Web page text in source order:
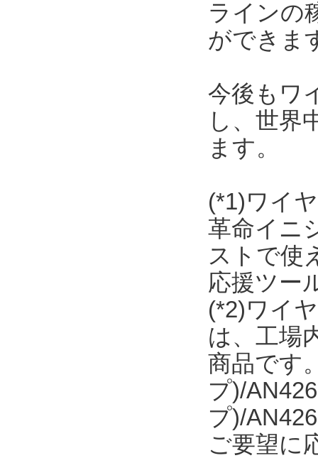
ラインの
ができま
今後もワ
し、世界
ます。
(*1)ワイ
革命イニ
ストで使
応援ツー
(*2)ワイ
は、工場
商品です
プ)/
プ)/
ご要望に